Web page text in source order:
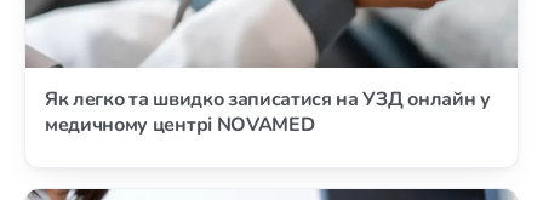
Як легко та швидко записатися на УЗД онлайн у
медичному центрі NOVAMED